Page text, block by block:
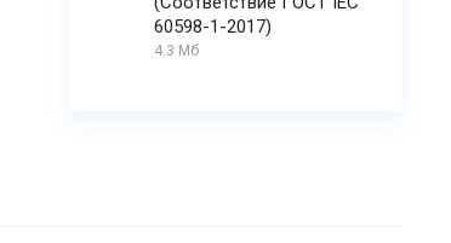
60598-1-2017)
4.3 Мб